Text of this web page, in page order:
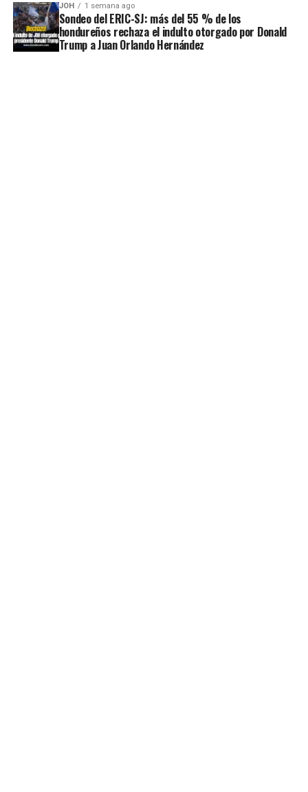
JOH 1 semana ago
Sondeo del ERIC-SJ: más del 55 % de los
hondureños rechaza el indulto otorgado por Donald
Trump a Juan Orlando Hernández